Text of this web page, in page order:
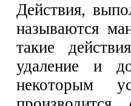
Действия,
называются
такие
удаление и
некоторым